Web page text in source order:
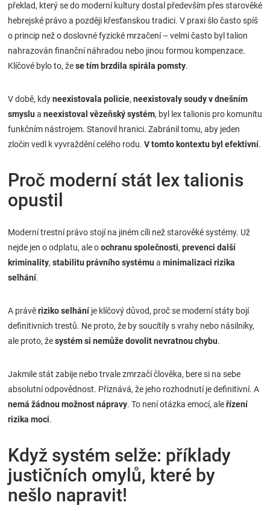
překlad, který se do moderní kultury dostal především přes starověké
hebrejské právo a později křesťanskou tradici. V praxi šlo často spíš
o princip než o doslovné fyzické mrzačení – velmi často byl talion
nahrazován finanční náhradou nebo jinou formou kompenzace.
Klíčové bylo to, žese tím brzdila spirála pomsty.
V době, kdyneexistovala policie, neexistovaly soudy v dnešním
smyslua neexistoval vězeňský systém, byl lex talionis pro komunitu
funkčním nástrojem. Stanovil hranici. Zabránil tomu, aby jeden
zločin vedl k vyvraždění celého rodu. V tomto kontextu byl efektivní.
Proč moderní stát lex talionis
opustil
Moderní trestní právo stojí na jiném cíli než starověké systémy. Už
nejde jen o odplatu, ale oochranu společnosti, prevenci další
kriminality, stabilitu právního systémua minimalizaci rizika
selhání.
A právěriziko selháníje klíčový důvod, proč se moderní státy bojí
definitivních trestů. Ne proto, že by soucítily s vrahy nebo násilníky,
ale proto, žesystém si nemůže dovolit nevratnou chybu.
Jakmile stát zabije nebo trvale zmrzačí člověka, bere si na sebe
absolutní odpovědnost. Přiznává, že jeho rozhodnutí je definitivní. A
nemá žádnou možnost nápravy. To není otázka emocí, aleřízení
rizika moci.
Když systém selže: příklady
justičních omylů, které by
nešlo napravit!